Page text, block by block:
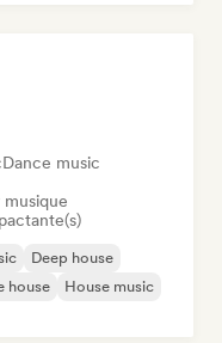
Dance music
Deep house
house
House music